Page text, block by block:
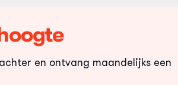
en ontvang maandelijks een